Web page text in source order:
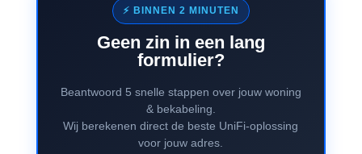
⚡ BINNEN 2 MINUTEN
Geen zin in een lang
formulier?
Beantwoord 5 snelle stappen over jouw woning
& bekabeling.
Wij berekenen direct de beste UniFi-oplossing
voor jouw adres.